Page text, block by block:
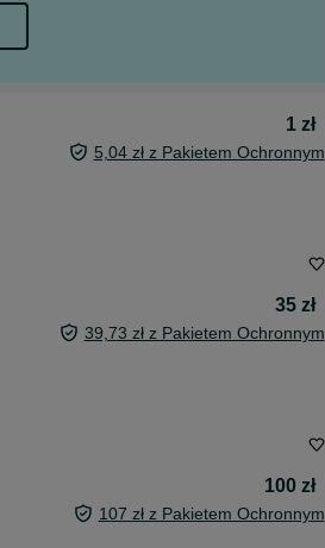
1 zł
5,04 zł z Pakietem Ochronnym
35 zł
39,73 zł z Pakietem Ochronnym
100 zł
107 zł z Pakietem Ochronnym